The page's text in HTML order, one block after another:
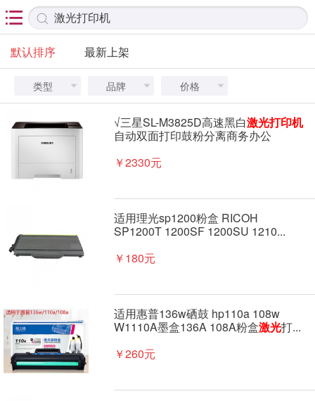

默认排序 最新上架
类型  品牌  价格 
√三星SL-M3825D高速黑白激光打印机
自动双面打印鼓粉分离商务办公
￥2330元
适用理光sp1200粉盒 RICOH
SP1200T 1200SF 1200SU 1210...
￥180元
适用惠普136w硒鼓 hp110a 108w
W1110A墨盒136A 108A粉盒激光打...
￥260元